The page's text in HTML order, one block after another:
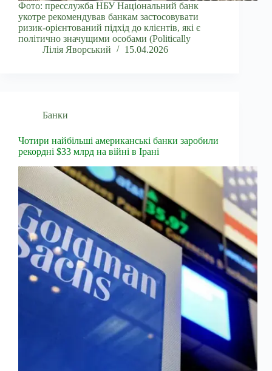
Фото: пресслужба НБУ Національний банк
укотре рекомендував банкам застосовувати
ризик-орієнтований підхід до клієнтів, які є
політично значущими особами (Politically
Лілія Яворський
15.04.2026
Банки
Чотири найбільші американські банки заробили
рекордні $33 млрд на війні в Ірані